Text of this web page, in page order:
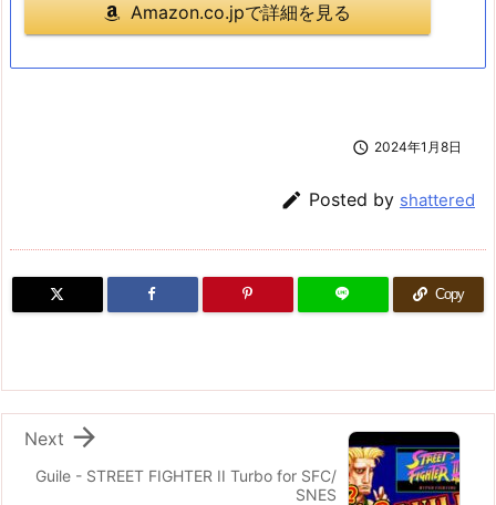
Amazon.co.jpで詳細を見る
 2024年1月8日
 Posted by shattered
Copy
Guile - STREET FIGHTER II Turbo for SFC/
SNES

Next